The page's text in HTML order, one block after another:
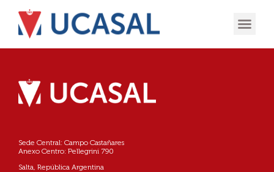
Sede Central: Campo Castañares
Anexo Centro: Pellegrini 790
Salta, República Argentina